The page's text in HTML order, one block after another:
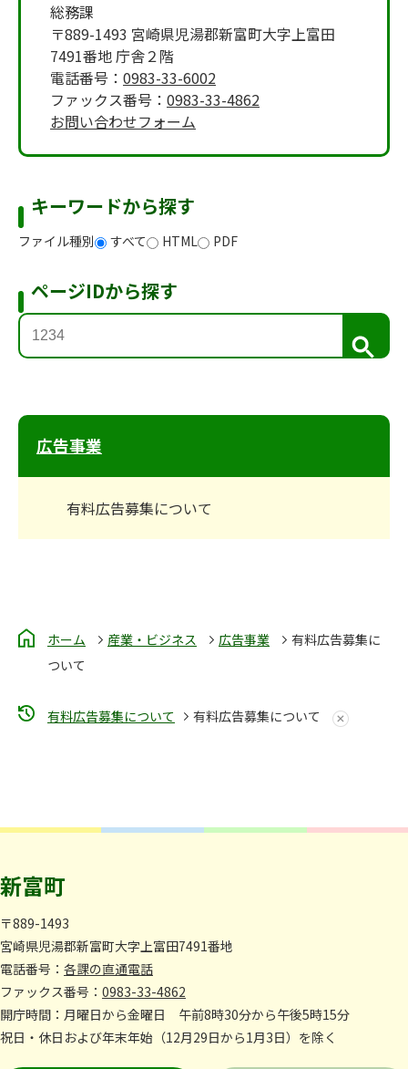
総務課
〒889-1493 宮崎県児湯郡新富町大字上富田
7491番地 庁舎２階
電話番号： 0983-33-6002
ファックス番号： 0983-33-4862
お問い合わせフォーム
キーワードから探す
ファイル種別 すべて HTML PDF
ページIDから探す
検
索
広告事業
有料広告募集について
ホーム 産業・ビジネス 広告事業
有料広告募集に
ついて
有料広告募集について 有料広告募集について
新富町
〒889-1493
宮崎県児湯郡新富町大字上富田7491番地
電話番号： 各課の直通電話
ファックス番号： 0983-33-4862
開庁時間：月曜日から金曜日 午前8時30分から午後5時15分
祝日・休日および年末年始（12月29日から1月3日）を除く